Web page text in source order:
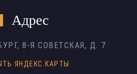
Адрес
8-Я СОВЕТСКАЯ, Д. 7
ЯНДЕКС.КАРТЫ